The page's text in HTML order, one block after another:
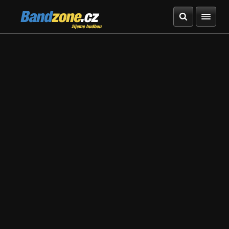
Bandzone.cz
žijeme hudbou